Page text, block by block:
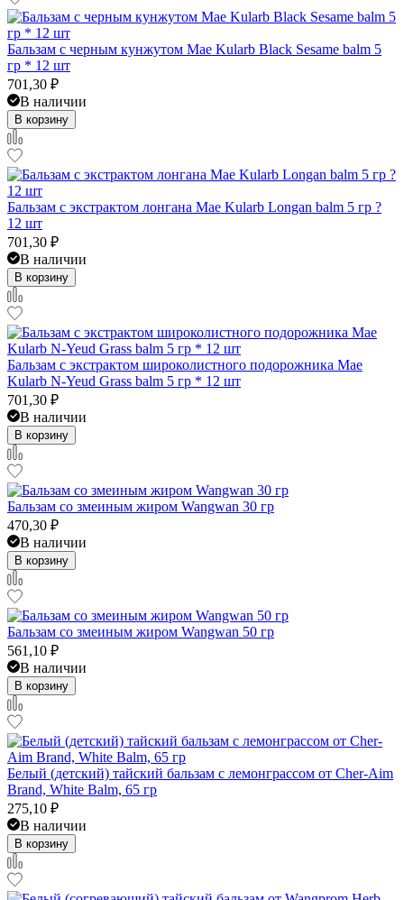
Бальзам с черным кунжутом Mae Kularb Black Sesame balm 5
гр * 12 шт
701,30 ₽
В наличии
В корзину
Бальзам с экстрактом лонгана Mae Kularb Longan balm 5 гр ?
12 шт
701,30 ₽
В наличии
В корзину
Бальзам с экстрактом широколистного подорожника Mae
Kularb N-Yeud Grass balm 5 гр * 12 шт
701,30 ₽
В наличии
В корзину
Бальзам со змеиным жиром Wangwan 30 гр
470,30 ₽
В наличии
В корзину
Бальзам со змеиным жиром Wangwan 50 гр
561,10 ₽
В наличии
В корзину
Белый (детский) тайский бальзам с лемонграссом от Cher-Aim
Brand, White Balm, 65 гр
275,10 ₽
В наличии
В корзину